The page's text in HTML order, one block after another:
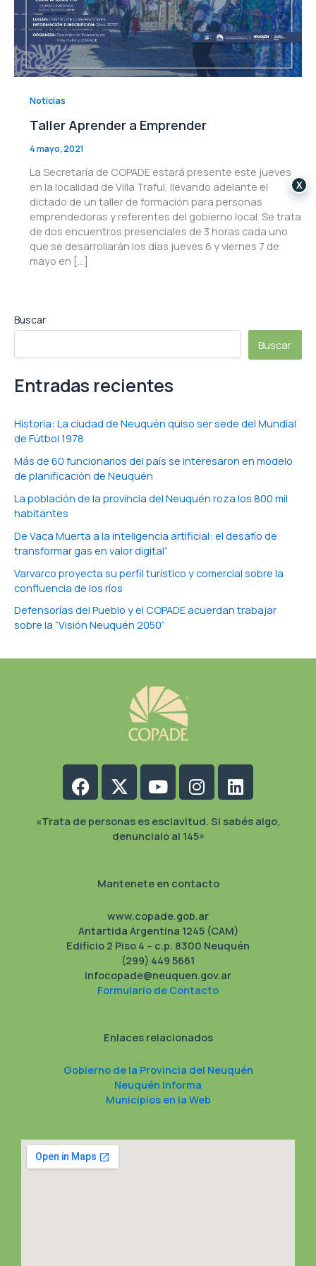
Noticias
Taller Aprender a Emprender
4 mayo, 2021
La Secretaría de COPADE estará presente este jueves
en la localidad de Villa Traful, llevando adelante el
dictado de un taller de formación para personas
emprendedoras y referentes del gobierno local. Se trata
de dos encuentros presenciales de 3 horas cada uno
que se desarrollarán los días jueves 6 y viernes 7 de
mayo en […]
Buscar
Buscar
Entradas recientes
Historia: La ciudad de Neuquén quiso ser sede del Mundial
de Fútbol 1978
Más de 60 funcionarios del país se interesaron en modelo
de planificación de Neuquén
La población de la provincia del Neuquén roza los 800 mil
habitantes
De Vaca Muerta a la inteligencia artificial: el desafío de
transformar gas en valor digital”
Varvarco proyecta su perfil turístico y comercial sobre la
confluencia de los ríos
Defensorías del Pueblo y el COPADE acuerdan trabajar
sobre la “Visión Neuquén 2050”
Facebook
X-
twitter
YoutubeInstagram
Linkedin
«Trata de personas es esclavitud. Si sabés algo,
denuncialo al 145»
Mantenete en contacto
www.copade.gob.ar
Antartida Argentina 1245 (CAM)
Edificio 2 Piso 4 – c.p. 8300 Neuquén
(299) 449 5661
infocopade@neuquen.gov.ar
Formulario de Contacto
Enlaces relacionados
Gobierno de la Provincia del Neuquén
Neuquén Informa
Municipios en la Web
X